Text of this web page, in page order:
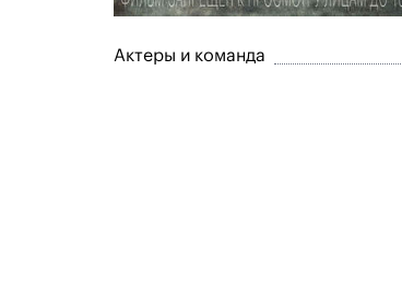
Актеры и команда